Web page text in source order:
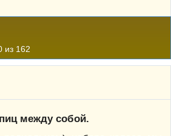
из 162
между собой.